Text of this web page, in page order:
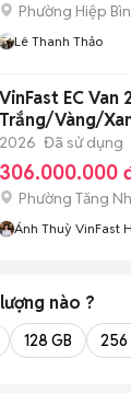
Phường Hiệp
Lê Thanh Thảo
VinFast EC Van
Trắng/Vàng/
2026 Đã sử dụng
306.000.000
Phường Tăng
Ánh Thuỳ VinFast
nào ?
128 GB 256